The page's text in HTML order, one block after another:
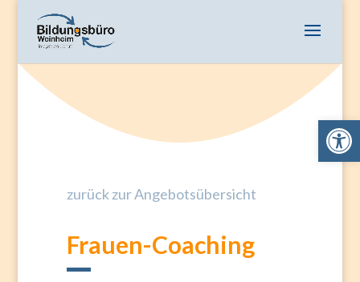
zurück zur Angebotsübersicht
Frauen-Coaching